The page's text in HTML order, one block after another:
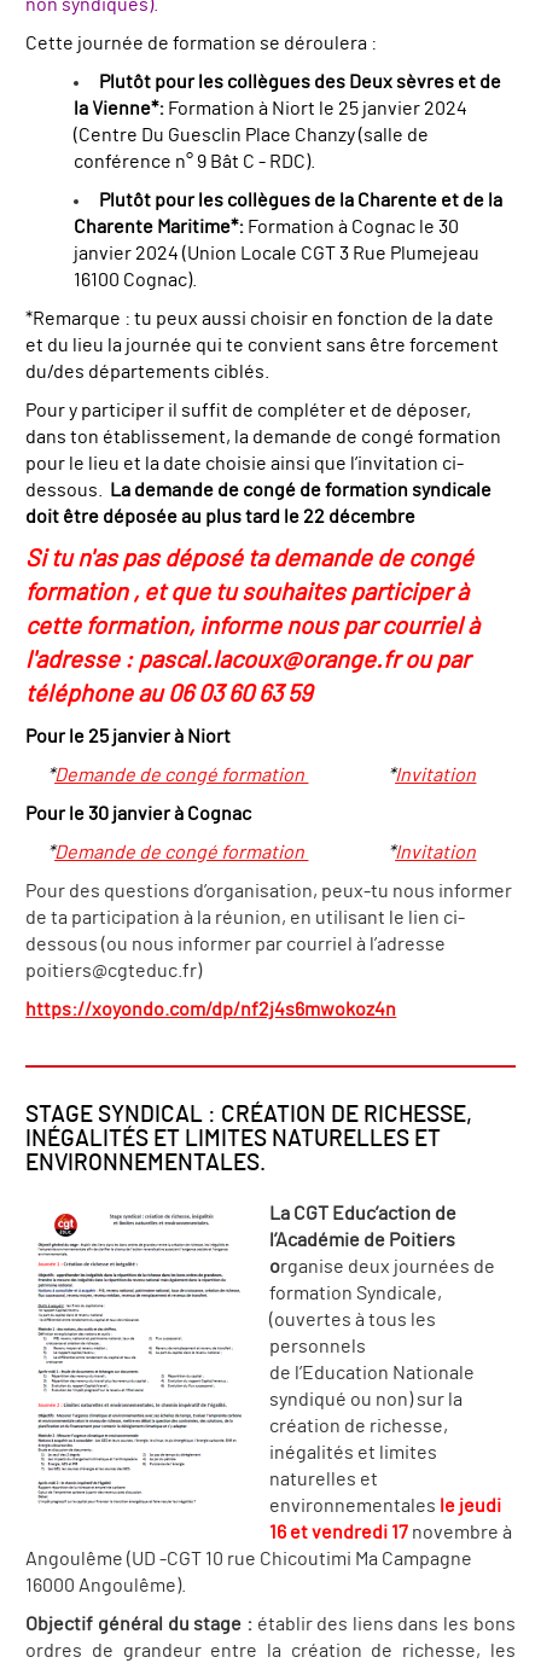
non syndiqués).
Cette journée de formation se déroulera :
Plutôt pour les collègues des Deux sèvres et de
la Vienne*: Formation à Niort le 25 janvier 2024
(Centre Du Guesclin Place Chanzy (salle de
conférence n° 9 Bât C - RDC).
Plutôt pour les collègues de la Charente et de la
Charente Maritime*: Formation à Cognac le 30
janvier 2024 (Union Locale CGT3 Rue Plumejeau
16100 Cognac).
*Remarque : tu peux aussi choisir en fonction de la date
et du lieu la journée qui te convient sans être forcement
du/des départements ciblés.
Pour y participer il suffit de compléter et de déposer,
dans ton établissement, la demande de congé formation
pour le lieu et la date choisie ainsi que l’invitation ci-
dessous.
La demande de congé de formation syndicale
doit être déposée au plus tard le 22 décembre
Si tu n'as pas déposé ta demande de congé
formation , et que tu souhaites participer à
cette formation, informe nous par courriel à
l'adresse : pascal.lacoux@orange.fr ou par
téléphone au 06 03 60 63 59
Pour le 25 janvier à Niort
*Demande de congé formation *Invitation
Pour le 30 janvier à Cognac
*Demande de congé formation *Invitation
Pour des questions d’organisation, peux-tu nous informer
de ta participation à la réunion, en utilisant le lien ci-
dessous (ou nous informer par courriel à l’adresse
poitiers@cgteduc.fr)
https://xoyondo.com/dp/nf2j4s6mwokoz4n
STAGE SYNDICAL : CRÉATION DE RICHESSE,
INÉGALITÉS ET LIMITES NATURELLES ET
ENVIRONNEMENTALES.
La CGT Educ’action de
l’Académie de Poitiers
organise deux journées de
formation Syndicale,
(ouvertes à tous les
personnels
de l’Education Nationale
syndiqué ou non) sur la
création de richesse,
inégalités et limites
naturelles et
environnementales le jeudi
16 et vendredi 17 novembre à
Angoulême (UD -CGT 10 rue Chicoutimi Ma Campagne
16000 Angoulême).
Objectif général du stage :établir des liens dans les bons
ordres de grandeur entre la création de richesse, les